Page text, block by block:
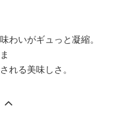
わいがギュっと凝縮。
れる美味しさ。